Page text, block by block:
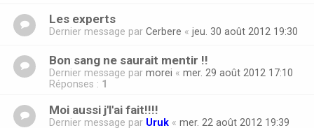
Les experts
Dernier message par Cerbere « jeu. 30 août 2012 19:30
Bon sang ne saurait mentir !!
Dernier message par morei « mer. 29 août 2012 17:10
Réponses : 1
Moi aussi j'l'ai fait!!!!
Dernier message par Uruk « mer. 22 août 2012 19:39